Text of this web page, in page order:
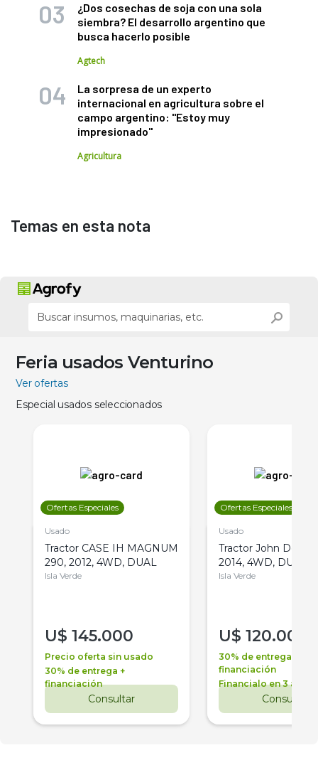
¿Dos cosechas de soja con una sola
siembra? El desarrollo argentino que
busca hacerlo posible
Agtech
La sorpresa de un experto
internacional en agricultura sobre el
campo argentino: "Estoy muy
impresionado"
Agricultura
Temas en esta nota
Feria usados Venturino
Ver ofertas
Especial usados seleccionados
Ofertas Especiales
Usado
Tractor CASE IH MAGNUM
290, 2012, 4WD, DUAL
Isla Verde
U$ 145.000
Precio oferta sin usado
30% de entrega +
financiación
Consultar
Ofertas Especiales
Usado
Tractor John Deere
2014, 4WD, DUAL
Isla Verde
U$ 120.000
30% de entrega +
financiación
Financialo en 3 años
Consultar